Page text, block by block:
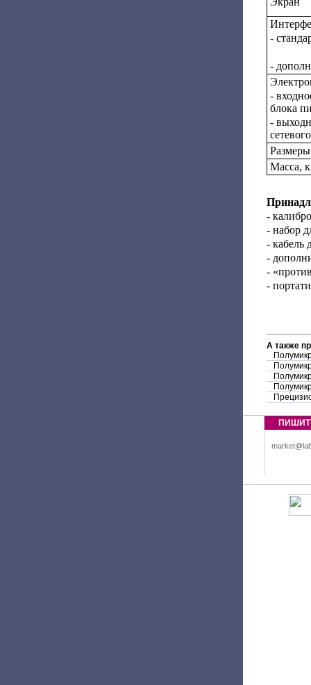
-
-
-
блока
-
Масса,
-
- набор
- кабель
-
-
-
А также